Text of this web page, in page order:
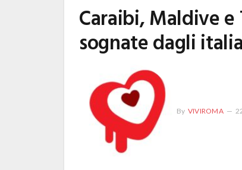
Caraibi, Maldive
sognate dagli
By VIVIROMA